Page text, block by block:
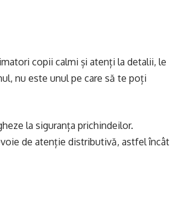
copii calmi și atenți la detalii, le
nu este unul pe care să te poți
la siguranța prichindeilor.
de atenție distributivă, astfel încât